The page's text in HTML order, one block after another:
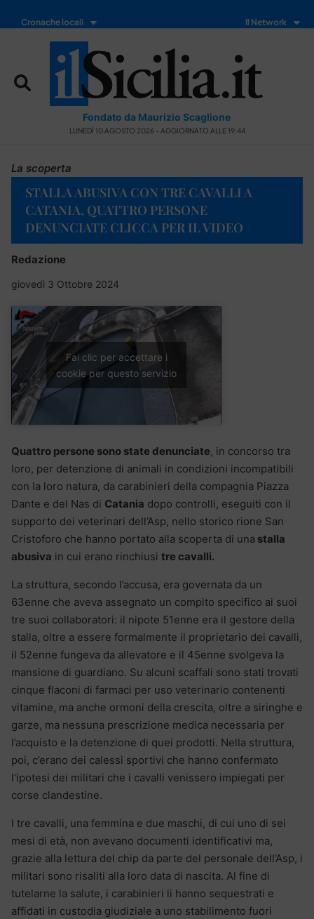
Cronache locali Il Network
Fondato da Maurizio Scaglione
LUNEDÌ 10 AGOSTO 2026 - AGGIORNATO ALLE 19:44
La scoperta
STALLA ABUSIVA CON TRE CAVALLI A
CATANIA, QUATTRO PERSONE
DENUNCIATE CLICCA PER IL VIDEO
Redazione
giovedì 3 Ottobre 2024
Fai clic per accettare i
cookie per questo servizio
Quattro persone sono state denunciate, in concorso tra
loro, per detenzione di animali in condizioni incompatibili
con la loro natura, da carabinieri della compagnia Piazza
Dante e del Nas di Catania dopo controlli, eseguiti con il
supporto dei veterinari dell’Asp, nello storico rione San
Cristoforo che hanno portato alla scoperta di una stalla
abusiva in cui erano rinchiusi tre cavalli.
La struttura, secondo l’accusa, era governata da un
63enne che aveva assegnato un compito specifico ai suoi
tre suoi collaboratori: il nipote 51enne era il gestore della
stalla, oltre a essere formalmente il proprietario dei cavalli,
il 52enne fungeva da allevatore e il 45enne svolgeva la
mansione di guardiano. Su alcuni scaffali sono stati trovati
cinque flaconi di farmaci per uso veterinario contenenti
vitamine, ma anche ormoni della crescita, oltre a siringhe e
garze, ma nessuna prescrizione medica necessaria per
l’acquisto e la detenzione di quei prodotti. Nella struttura,
poi, c’erano dei calessi sportivi che hanno confermato
l’ipotesi dei militari che i cavalli venissero impiegati per
corse clandestine.
I tre cavalli, una femmina e due maschi, di cui uno di sei
mesi di età, non avevano documenti identificativi ma,
grazie alla lettura del chip da parte del personale dell’Asp, i
militari sono risaliti alla loro data di nascita. Al fine di
tutelarne la salute, i carabinieri li hanno sequestrati e
affidati in custodia giudiziale a uno stabilimento fuori